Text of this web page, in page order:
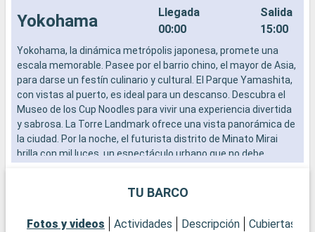
Yokohama
Llegada
00:00
Salida
15:00
Yokohama, la dinámica metrópolis japonesa, promete una
escala memorable. Pasee por el barrio chino, el mayor de Asia,
para darse un festín culinario y cultural. El Parque Yamashita,
con vistas al puerto, es ideal para un descanso. Descubra el
Museo de los Cup Noodles para vivir una experiencia divertida
y sabrosa. La Torre Landmark ofrece una vista panorámica de
la ciudad. Por la noche, el futurista distrito de Minato Mirai
brilla con mil luces, un espectáculo urbano que no debe
TU BARCO
Fotos y videos Actividades Descripción Cubiertas